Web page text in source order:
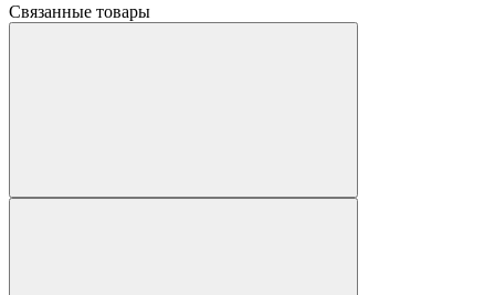
Связанные товары